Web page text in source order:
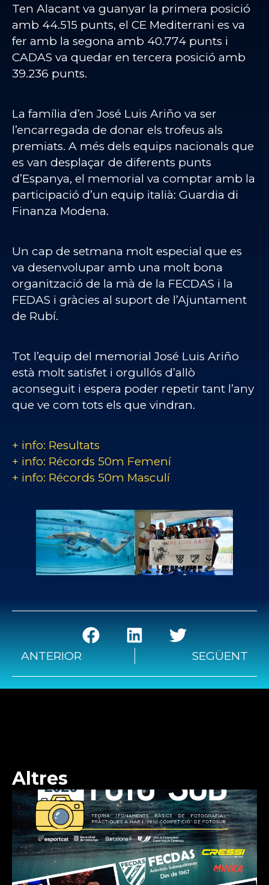
Ten Alacant va guanyar la primera posició
amb 44.515 punts, el CE Mediterrani es va
fer amb la segona amb 40.774 punts i
CADAS va quedar en tercera posició amb
39.236 punts.
La família d’en José Luis Ariño va ser
l’encarregada de donar els trofeus als
premiats. A més dels equips nacionals que
es van desplaçar de diferents punts
d’Espanya, el memorial va comptar amb la
participació d’un equip italià: Guardia di
Finanza Modena.
Un cap de setmana molt especial que es
va desenvolupar amb una molt bona
organització de la mà de la FECDAS i la
FEDAS i gràcies al suport de l’Ajuntament
de Rubí.
Tot l’equip del memorial José Luis Ariño
està molt satisfet i orgullós d’allò
aconseguit i espera poder repetir tant l’any
que ve com tots els que vindran.
+ info: Resultats
+ info: Récords 50m Femení
+ info: Récords 50m Masculí
ANTERIOR SEGÜENT
Altres